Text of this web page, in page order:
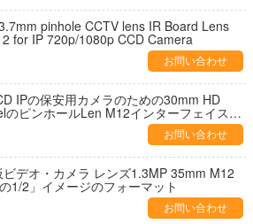
pinhole CCTV lens IR Board Lens
for IP 720p/1080p CCD Camera
お問い合わせ
IPの保安用カメラのための30mm HD
のピンホールLen M12インターフェイス
お問い合わせ
ビデオ・カメラ レンズ1.3MP 35mm M12
1/2」イメージのフォーマット
お問い合わせ